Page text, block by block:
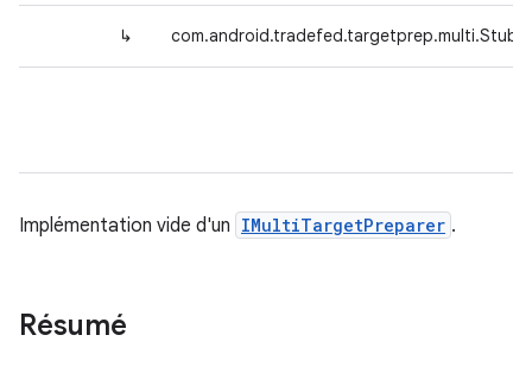
↳
Implémentation vide d'un IMultiTargetPreparer .
Résumé